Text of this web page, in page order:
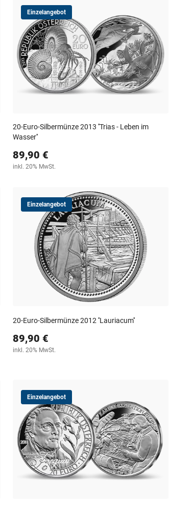
Einzelangebot
20-Euro-Silbermünze 2013 ''Trias - Leben im
Wasser''
89,90 €
inkl. 20% MwSt.
Einzelangebot
20-Euro-Silbermünze 2012 ''Lauriacum''
89,90 €
inkl. 20% MwSt.
Einzelangebot